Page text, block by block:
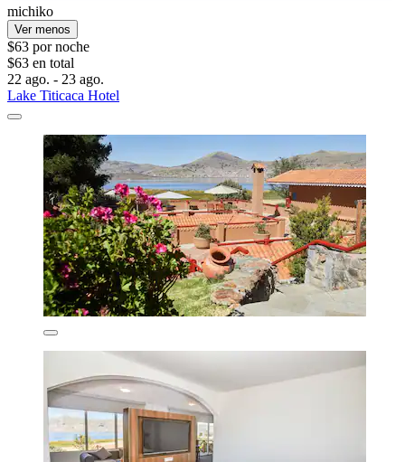
michiko
Ver menos
$63 por noche
$63 en total
22 ago. - 23 ago.
Lake Titicaca Hotel